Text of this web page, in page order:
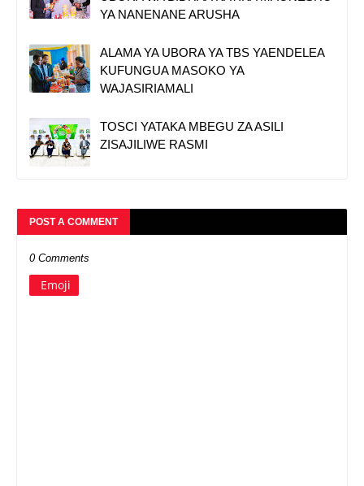
YA NANENANE ARUSHA
ALAMA YA UBORA YA TBS YAENDELEA
KUFUNGUA MASOKO YA
WAJASIRIAMALI
TOSCI YATAKA MBEGU ZA ASILI
ZISAJILIWE RASMI
POST A COMMENT
0 Comments
Emoji